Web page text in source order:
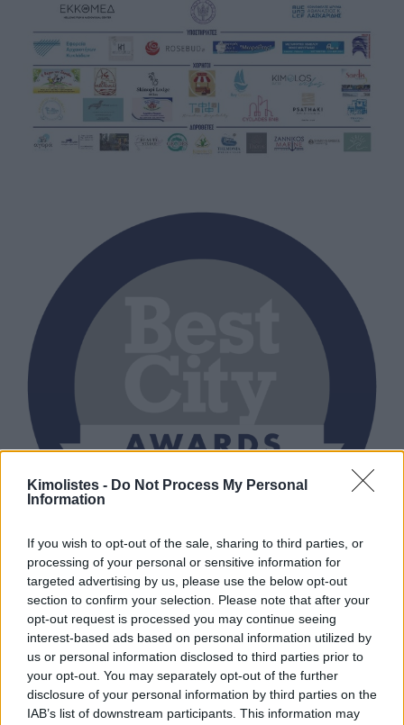
Kimolistes - Do Not Process My Personal
Information
If you wish to opt-out of the sale, sharing to third parties, or
processing of your personal or sensitive information for
targeted advertising by us, please use the below opt-out
section to confirm your selection. Please note that after your
opt-out request is processed you may continue seeing
interest-based ads based on personal information utilized by
us or personal information disclosed to third parties prior to
your opt-out. You may separately opt-out of the further
disclosure of your personal information by third parties on the
IAB’s list of downstream participants. This information may